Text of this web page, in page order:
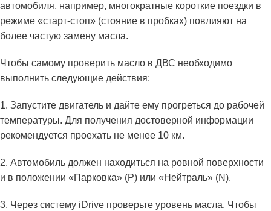
автомобиля, например, многократные короткие поездки в
режиме «старт-стоп» (стояние в пробках) повлияют на
более частую замену масла.
Чтобы самому проверить масло в ДВС необходимо
выполнить следующие действия:
1. Запустите двигатель и дайте ему прогреться до рабочей
температуры. Для получения достоверной информации
рекомендуется проехать не менее 10 км.
2. Автомобиль должен находиться на ровной поверхности
и в положении «Парковка» (P) или «Нейтраль» (N).
3. Через систему iDrive проверьте уровень масла. Чтобы